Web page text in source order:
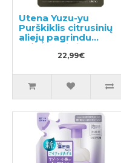
Utena Yuzu-yu
Purškiklis citrusinių
aliejų pagrindu
drėkinantis ir
maitinantis plaukus,
22,99€